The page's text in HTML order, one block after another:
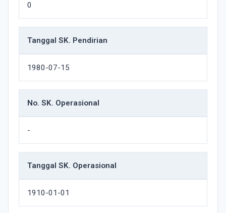
0
Tanggal SK. Pendirian
1980-07-15
No. SK. Operasional
-
Tanggal SK. Operasional
1910-01-01